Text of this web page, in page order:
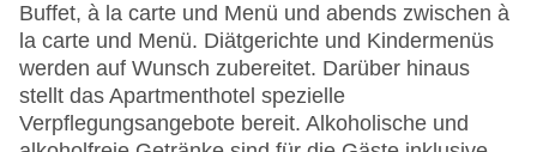
Buffet, à la carte und Menü und abends zwischen à
la carte und Menü. Diätgerichte und Kindermenüs
werden auf Wunsch zubereitet. Darüber hinaus
stellt das Apartmenthotel spezielle
Verpflegungsangebote bereit. Alkoholische und